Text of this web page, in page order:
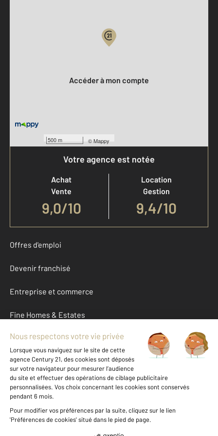
500 m ©Mappy
Accéder à mon compte
Votre agence est notée
Achat
Vente
9,0/10
Location
Gestion
9,4/10
Offres d'emploi
Devenir franchisé
Entreprise et commerce
Fine Homes & Estates
À propos
International
Nous contacter